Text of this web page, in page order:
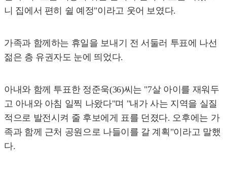
니 집에서 편히 쉴 예정"이라고 웃어 보였다.
가족과 함께하는 휴일을 보내기 전 서둘러 투표에 나선
젊은 층 유권자도 눈에 띄었다.
아내와 함께 투표한 정준욱(36)씨는 "7살 아이를 재워두
고 아내와 아침 일찍 나왔다"며 "내가 사는 지역을 실질
적으로 발전시켜 줄 후보에게 표를 던졌다. 오후에는 가
족과 함께 근처 공원으로 나들이를 갈 계획"이라고 말했
다.